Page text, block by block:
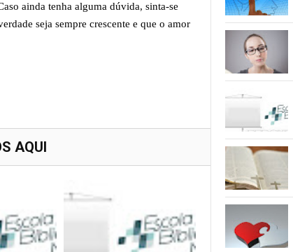
ainda tenha alguma dúvida, sinta-se
seja sempre crescente e que o amor
AQUI